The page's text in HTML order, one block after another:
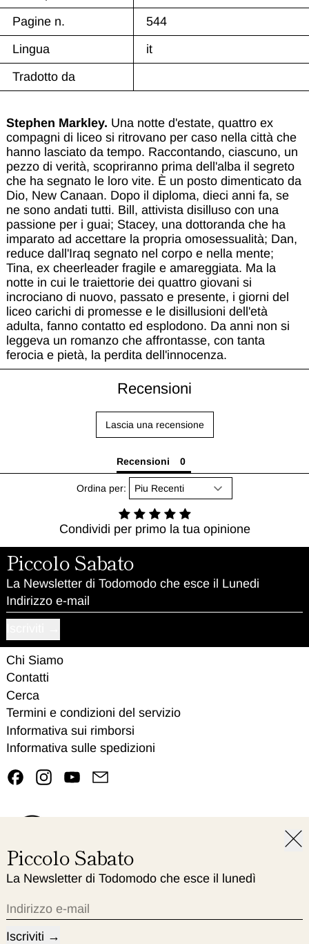
Pagine n.
544
Lingua
it
Tradotto da
Stephen Markley. Una notte d'estate, quattro ex
compagni di liceo si ritrovano per caso nella città che
hanno lasciato da tempo. Raccontando, ciascuno, un
pezzo di verità, scopriranno prima dell'alba il segreto
che ha segnato le loro vite. È un posto dimenticato da
Dio, New Canaan. Dopo il diploma, dieci anni fa, se
ne sono andati tutti. Bill, attivista disilluso con una
passione per i guai; Stacey, una dottoranda che ha
imparato ad accettare la propria omosessualità; Dan,
reduce dall'Iraq segnato nel corpo e nella mente;
Tina, ex cheerleader fragile e amareggiata. Ma la
notte in cui le traiettorie dei quattro giovani si
incrociano di nuovo, passato e presente, i giorni del
liceo carichi di promesse e le disillusioni dell'età
adulta, fanno contatto ed esplodono. Da anni non si
leggeva un romanzo che affrontasse, con tanta
ferocia e pietà, la perdita dell'innocenza.
Recensioni
Lascia una recensione
Recensioni
Ordina per:
Condividi per primo la tua opinione
Piccolo Sabato
La Newsletter di Todomodo che esce il Lunedi
Indirizzo e-mail
Chi Siamo
Contatti
Cerca
Termini e condizioni del servizio
Informativa sui rimborsi
Informativa sulle spedizioni
FacebookInstagram
YouTube
© 2026,Todo Modo.
Lingua Paese/regione
Piccolo Sabato
La Newsletter di Todomodo che esce il lunedì
Indirizzo e-mail
Iscriviti